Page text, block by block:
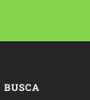
BUSCA